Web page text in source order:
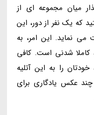
میان مجموعه ای از
که یک نفر از دور، این
می نماید. این امر، به
کاملا شدنی است. کافی
را به این آتلیه
چند عکس یادگاری برای